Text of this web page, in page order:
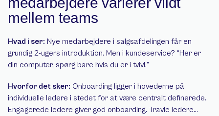
mellem teams
Hvad i ser: Nye medarbejdere i salgsafdelingen får en
grundig 2-ugers introduktion. Men i kundeservice? “Her er
din computer, spørg bare hvis du er i tvivl.”
Hvorfor det sker: Onboarding ligger i hovederne på
individuelle ledere i stedet for at være centralt definerede.
Engagerede ledere giver god onboarding. Travle ledere…